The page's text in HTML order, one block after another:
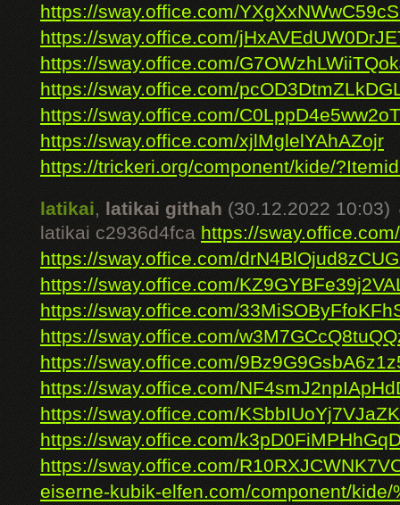
https://sway.office.com/
https://sway.office.com/
https://sway.office.com/
https://sway.office.com/
https://sway.office.com/
https://sway.office.com/xjlMglelYAhAZojr
https://trickeri.org/component/kide/
latikai,latikai githah (30.12.2022 10:03)
latikai c2936d4fca https://
https://sway.office.com/
https://sway.office.com/
https://sway.office.com/
https://sway.office.com/
https://sway.office.com/
https://sway.office.com/
https://sway.office.com/
https://sway.office.com/
https://sway.office.com/
eiserne-kubik-elfen.com/component/kide/